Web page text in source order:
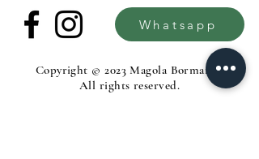
Whatsapp
Copyright © 2023 Magola Borman®.
All rights reserved.